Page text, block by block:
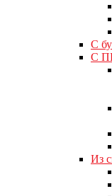
С
С
Из